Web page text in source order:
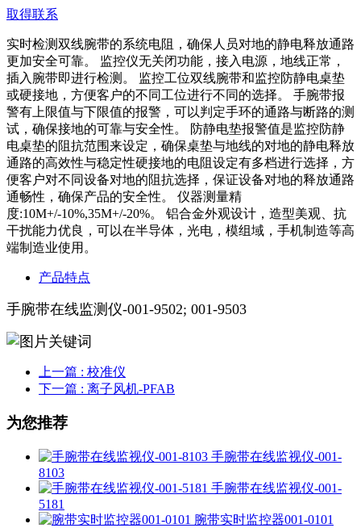
取得联系
实时检测双线腕带的系统电阻，确保人员对地的静电释放通路
更加安全可靠。 监控仪无关闭功能，接入电源，地线正常，
插入腕带即进行检测。 监控工位双线腕带和监控防静电桌垫
或硬接地，方便客户的不同工位进行不同的选择。 手腕带报
警有上限值与下限值的报警，可以判定手环的通路与断路的测
试，确保接地的可靠与安全性。 防静电垫报警值是监控防静
电桌垫的阻抗范围来设定，确保桌垫与地线的对地的静电释放
通路的高效性与稳定性硬接地的电阻设定有多档进行选择，方
便客户对不同设备对地的阻抗选择，保证设备对地的释放通路
通畅性，确保产品的安全性。 仪器测量精
度:10M+/-10%,35M+/-20%。 铝合金外观设计，造型美观、抗
干扰能力优良，可以在半导体，光电，模组域，手机制造等高
端制造业使用。
产品特点
手腕带在线监测仪-001-9502; 001-9503
上一篇 : 校准仪
下一篇 : 离子风机-PFAB
为您推荐
手腕带在线监视仪-001-
8103
手腕带在线监视仪-001-
5181
腕带实时监控器001-0101